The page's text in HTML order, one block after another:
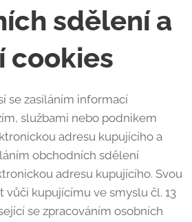
sdělení a
cookies
se zasíláním informací
službami nebo podnikem
adresu kupujícího a
obchodních sdělení
adresu kupujícího. Svou
vůči kupujícímu ve smyslu čl. 13
se zpracováním osobních